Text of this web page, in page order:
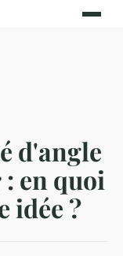
d'angle
en quoi
idée ?